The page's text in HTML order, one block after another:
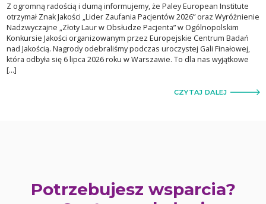
Z ogromną radością i dumą informujemy, że Paley European Institute
otrzymał Znak Jakości „Lider Zaufania Pacjentów 2026” oraz Wyróżnienie
Nadzwyczajne „Złoty Laur w Obsłudze Pacjenta” w Ogólnopolskim
Konkursie Jakości organizowanym przez Europejskie Centrum Badań
nad Jakością. Nagrody odebraliśmy podczas uroczystej Gali Finałowej,
która odbyła się 6 lipca 2026 roku w Warszawie. To dla nas wyjątkowe
[…]
CZYTAJ DALEJ
Potrzebujesz wsparcia?